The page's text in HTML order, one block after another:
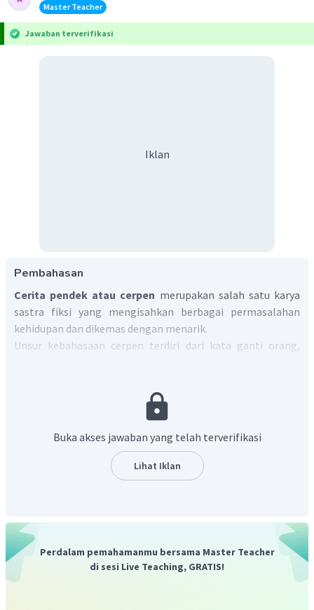
Master Teacher
Jawaban terverifikasi
Iklan
Pembahasan
Cerita pendek atau cerpen merupakan salah satu karya
sastra fiksi yang mengisahkan berbagai permasalahan
kehidupan dan dikemas dengan menarik.
Unsur kebahasaan cerpen terdiri dari kata ganti orang,
Unsur kebahasaan yang terdapat dalam kutipan cerpen
Kata ganti orang: mereka, ia, saya, kita, dan dia.
Berdasarkan kutipan: pembongkaran rumah tua
mereka, la hanya tersenyum, Dia tak mau dengar,
kutipan: Masih subuh, saat Kakek akan bersiap ke
kebun, tak juga muncul saat rumah selesai.
Kata benda khusus: rumah panggung, rumah batu.
Buka akses jawaban yang telah terverifikasi
Lihat Iklan
Perdalam pemahamanmu bersama Master Teacher
di sesi Live Teaching, GRATIS!